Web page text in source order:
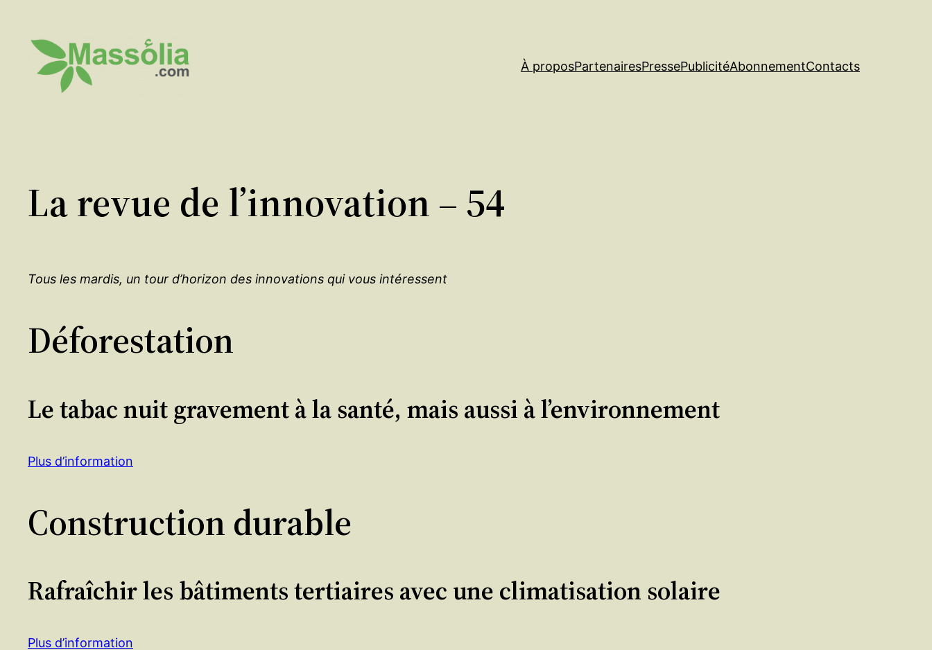
contenu
À proposPartenairesPressePublicitéAbonnementContacts
La revue de l’innovation – 54
Tous les mardis, un tour d’horizon des innovations qui vous intéressent
Déforestation
Le tabac nuit gravement à la santé, mais aussi à l’environnement
Plus d’information
Construction durable
Rafraîchir les bâtiments tertiaires avec une climatisation solaire
Plus d’information